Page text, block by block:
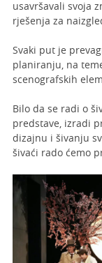
usavršavali svoja
rješenja za
Svaki put je
planiranju, na
scenografskih
Bilo da se radi o
predstave, izradi
dizajnu i šivanju
šivaći rado ćemo